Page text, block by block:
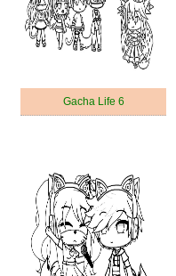
Gacha Life 6